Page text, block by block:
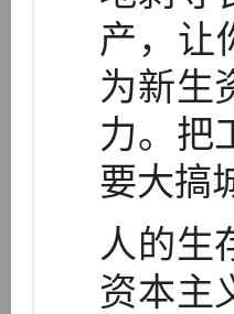
产，让
为新生
力。把
要大搞
人的生
资本主